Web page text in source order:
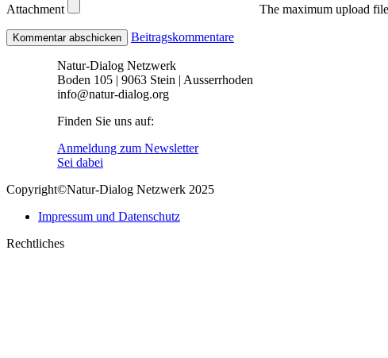
Attachment The maximum upload
Beitragskommentare
Natur-Dialog Netzwerk
Boden 105 | 9063 Stein | Ausserrhoden
info@natur-dialog.org
Finden Sie uns auf:
Linkedin
page
in
window
E-
Mail
opens
new
Anmeldung zum Newsletter
Sei dabei
Copyright©Natur-Dialog Netzwerk 2025
Impressum und Datenschutz
Rechtliches